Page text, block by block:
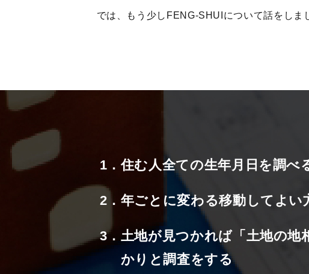
では、もう少しFENG-SHUIについて話をしま
住む人全ての生年月日を調べ
年ごとに変わる移動してよい
土地が見つかれば「土地の地
かりと調査をする